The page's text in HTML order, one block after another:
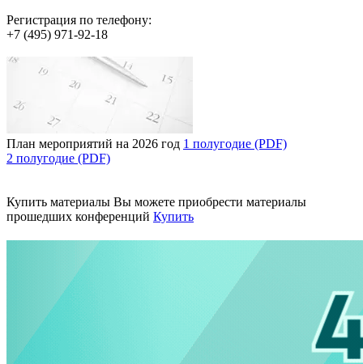
Регистрация по телефону:
+7 (495) 971-92-18
План мероприятий на 2026 год 1 полугодие (PDF)
2 полугодие (PDF)
Купить материалы Вы можете приобрести материалы
прошедших конференций Купить